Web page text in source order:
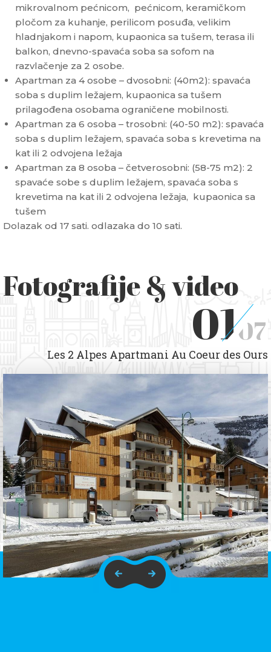
mikrovalnom pećnicom, pećnicom, keramičkom
pločom za kuhanje, perilicom posuđa, velikim
hladnjakom i napom, kupaonica sa tušem, terasa ili
balkon, dnevno-spavaća soba sa sofom na
razvlačenje za 2 osobe.
Apartman za 4 osobe – dvosobni: (40m2): spavaća
soba s duplim ležajem, kupaonica sa tušem
prilagođena osobama ograničene mobilnosti.
Apartman za 6 osoba – trosobni: (40-50 m2): spavaća
soba s duplim ležajem, spavaća soba s krevetima na
kat ili 2 odvojena ležaja
Apartman za 8 osoba – četverosobni: (58-75 m2): 2
spavaće sobe s duplim ležajem, spavaća soba s
krevetima na kat ili 2 odvojena ležaja, kupaonica sa
tušem
Dolazak od 17 sati. odlazaka do 10 sati.
Fotografije & video
0107
Les 2 Alpes Apartmani Au Coeur des Ours